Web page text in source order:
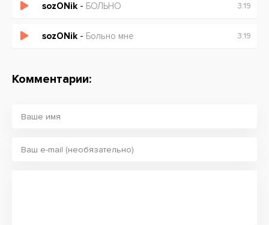
sozONik - БОЛЬНО 3:19
sozONik - Больно мне 3:19
Комментарии: